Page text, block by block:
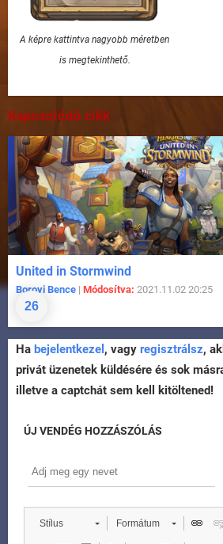
A képre kattintva nagyobb méretben
is megtekinthető.
Kapcsolódó cikk
26
United in Stormwind
Borovi Bence | Módosítva: 2021.11.02 20:25
Ha bejelentkezel , vagy regisztrálsz,
privát üzenetek küldésére és sok
illetve a captchát sem kell kitöltened!
ÚJ VENDÉG HOZZÁSZÓLÁS
Stílus Formátum